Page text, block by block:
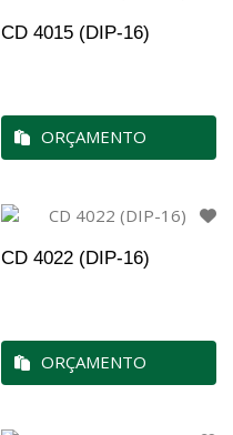
CD 4015 (DIP-16)
ORÇAMENTO
CD 4022 (DIP-16)
ORÇAMENTO